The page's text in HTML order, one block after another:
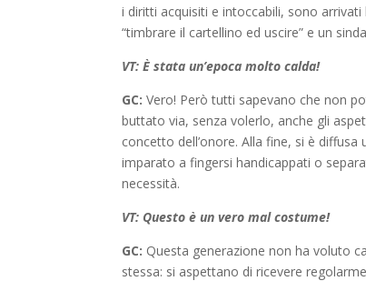
i diritti acquisiti e intoccabili, sono
“timbrare il cartellino ed uscire” e un
VT: È stata un’epoca molto calda!
GC: Vero! Però tutti sapevano che non
buttato via, senza volerlo, anche gli
concetto dell’onore. Alla fine, si è
imparato a fingersi handicappati o
necessità.
VT: Questo è un vero mal costume!
GC: Questa generazione non ha voluto
stessa: si aspettano di ricevere